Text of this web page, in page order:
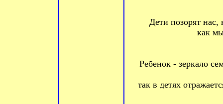
Дети позорят нас,
как
Ребенок - зеркало
так в детях